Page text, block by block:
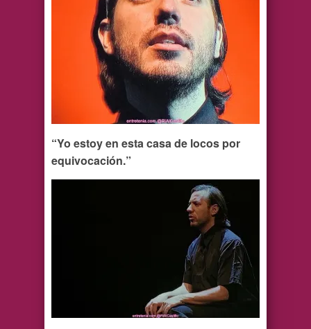
“Yo estoy en esta casa de locos por
equivocación.”